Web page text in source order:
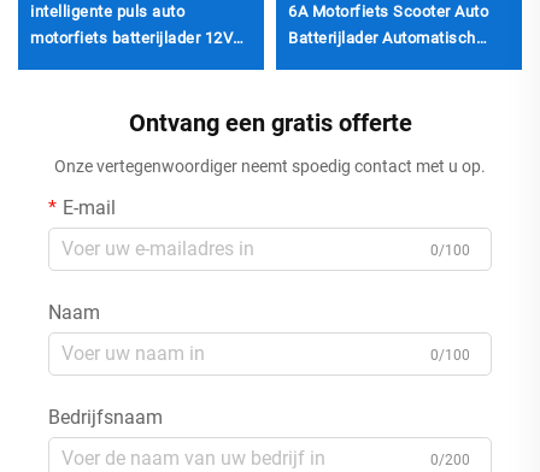
intelligente puls auto
motorfiets batterijlader 12V6A
6A Motorfiets Scooter Auto
Batterijlader Automatisch
Ontvang een gratis offerte
Onze vertegenwoordiger neemt spoedig contact met u op.
E-mail
0/100
Naam
0/100
Bedrijfsnaam
0/200